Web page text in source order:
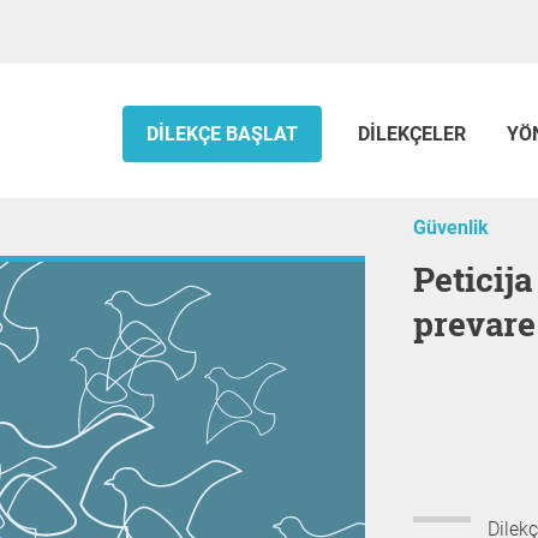
DILEKÇE BAŞLAT DILEKÇELER
Güvenlik
Peticija za pravdu Žrtvama